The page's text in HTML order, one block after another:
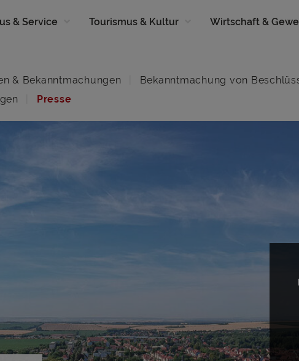
& Service Tourismus & Kultur Wirtschaft &
& Bekanntmachungen Bekanntmachung von
Presse